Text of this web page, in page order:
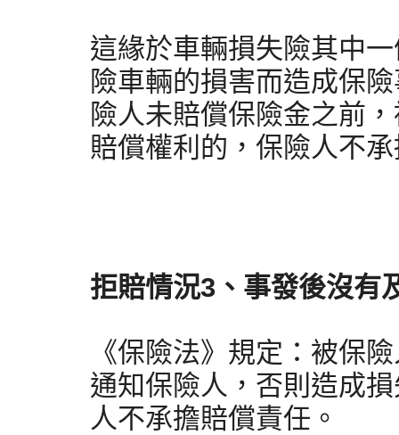
這緣於車輛損失險其中
險車輛的損害而造成保
險人未賠償保險金之前
賠償權利的，保險人不
拒賠情況3、事發後沒有
《保險法》規定：被保
通知保險人，否則造成
人不承擔賠償責任。